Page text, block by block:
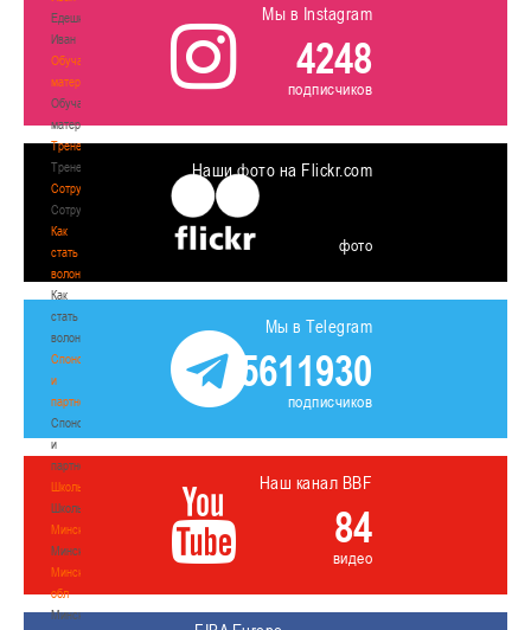
Едешко
Иван
Обучающие
материалы
Обучающие
материалы
Тренерам
Тренерам
Сотрудничество
Сотрудничество
Как
стать
волонтером
Как
стать
волонтером
Спонсоры
и
партнеры
Спонсоры
и
партнеры
Школы
Школы
Минск
Минск
Минская
обл
Минская
Мы в Instagram
4248
подписчиков
Наши фото на Flickr.com
фото
Мы в Telegram
5611930
подписчиков
Наш канал BBF
84
видео